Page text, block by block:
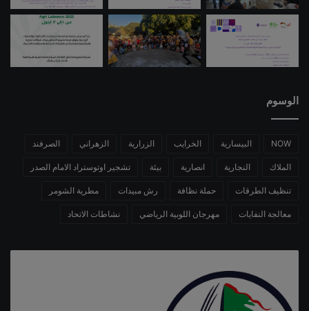
الوسوم
NOW البيسارية الخرايب الزرارية الزهراني الصرفند
الملاك النجارية انصارية بيئة تشجير اوتوستراد الامام الصدر
تنظيف الطرقات حملة نظافة رش مبيدات مطرية الشومر
معالجة النفايات مهرجان اللوبية الرياضي نشاطات الاتحاد